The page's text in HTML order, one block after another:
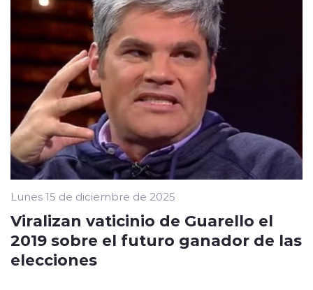
Lunes 15 de diciembre de 2025
Viralizan vaticinio de Guarello el
2019 sobre el futuro ganador de las
elecciones